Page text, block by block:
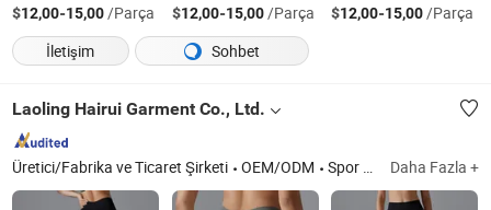
$12,00-15,00/Parça $12,00-15,00/Parça $12,00-15,00/Parça
İletişim
Sohbet
Laoling Hairui Garment Co., Ltd.
Üretici/Fabrika ve Ticaret Şirketi OEM/ODM Spor giyim, yoga giyimi, fitness giyimi, bisiklet giyimi Daha Fazla +